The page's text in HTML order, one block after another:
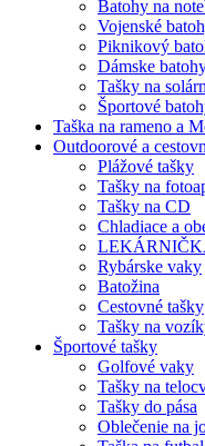
Batohy na
Vojenské
Piknikový
Dámske
Tašky na
Športové
Taška na rameno a
Outdoorové a
Plážové tašky
Tašky na
Tašky na CD
Chladiace a
Rybárske vaky
Batožina
Cestovné tašky
Tašky na
Športové tašky
Golfové vaky
Tašky na
Tašky do pása
Oblečenie na